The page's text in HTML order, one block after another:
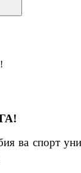
ва спорт